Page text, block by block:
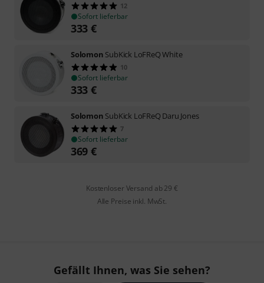
12
Sofort lieferbar
333 €
Solomon SubKick LoFReQ White
10
Sofort lieferbar
333 €
Solomon SubKick LoFReQ Daru Jones
7
Sofort lieferbar
369 €
Kostenloser Versand ab 29 €
Alle Preise inkl. MwSt.
Gefällt Ihnen, was Sie sehen?